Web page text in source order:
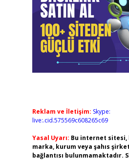
Reklam ve İletişim: Skype:
live:.cid.575569c608265c69
Yasal Uyarı: Bu internet sitesi,
marka, kurum veya şahıs
bağlantısı bulunmamaktadır.